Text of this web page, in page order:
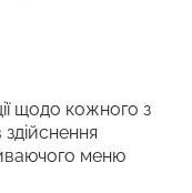
щодо кожного з
меню